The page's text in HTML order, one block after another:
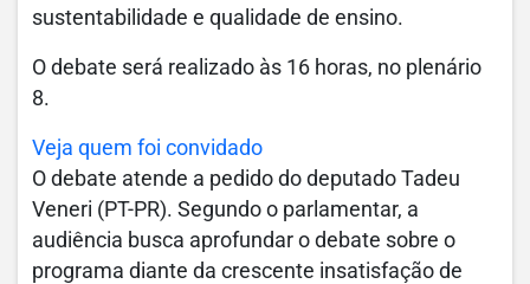
sustentabilidade e qualidade de ensino.
O debate será realizado às 16 horas, no plenário
8.
Veja quem foi convidado
O debate atende a pedido do deputado Tadeu
Veneri (PT-PR). Segundo o parlamentar, a
audiência busca aprofundar o debate sobre o
programa diante da crescente insatisfação de